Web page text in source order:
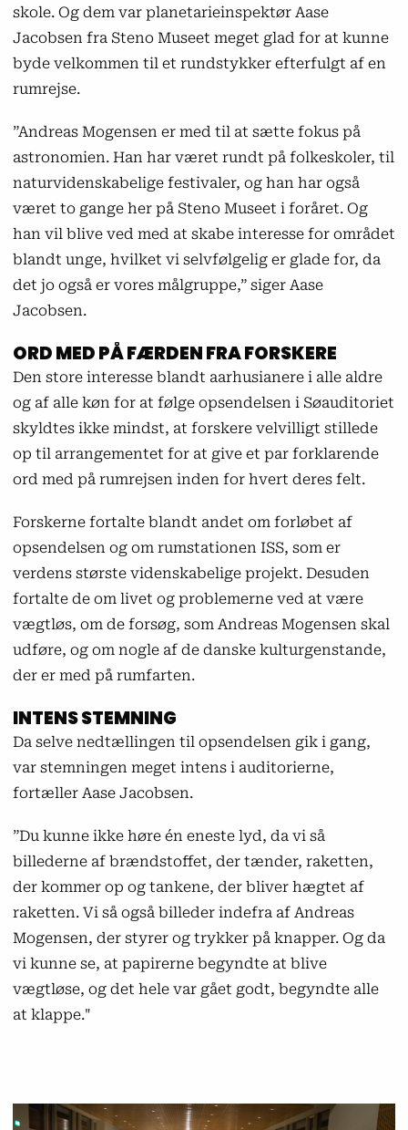
skole. Og dem var planetarieinspektør Aase
Jacobsen fra Steno Museet meget glad for at kunne
byde velkommen til et rundstykker efterfulgt af en
rumrejse.
”Andreas Mogensen er med til at sætte fokus på
astronomien. Han har været rundt på folkeskoler, til
naturvidenskabelige festivaler, og han har også
været to gange her på Steno Museet i foråret. Og
han vil blive ved med at skabe interesse for området
blandt unge, hvilket vi selvfølgelig er glade for, da
det jo også er vores målgruppe,” siger Aase
Jacobsen.
ORD MED PÅ FÆRDEN FRA FORSKERE
Den store interesse blandt aarhusianere i alle aldre
og af alle køn for at følge opsendelsen i Søauditoriet
skyldtes ikke mindst, at forskere velvilligt stillede
op til arrangementet for at give et par forklarende
ord med på rumrejsen inden for hvert deres felt.
Forskerne fortalte blandt andet om forløbet af
opsendelsen og om rumstationen ISS, som er
verdens største videnskabelige projekt. Desuden
fortalte de om livet og problemerne ved at være
vægtløs, om de forsøg, som Andreas Mogensen skal
udføre, og om nogle af de danske kulturgenstande,
der er med på rumfarten.
INTENS STEMNING
Da selve nedtællingen til opsendelsen gik i gang,
var stemningen meget intens i auditorierne,
fortæller Aase Jacobsen.
”Du kunne ikke høre én eneste lyd, da vi så
billederne af brændstoffet, der tænder, raketten,
der kommer op og tankene, der bliver hægtet af
raketten. Vi så også billeder indefra af Andreas
Mogensen, der styrer og trykker på knapper. Og da
vi kunne se, at papirerne begyndte at blive
vægtløse, og det hele var gået godt, begyndte alle
at klappe."